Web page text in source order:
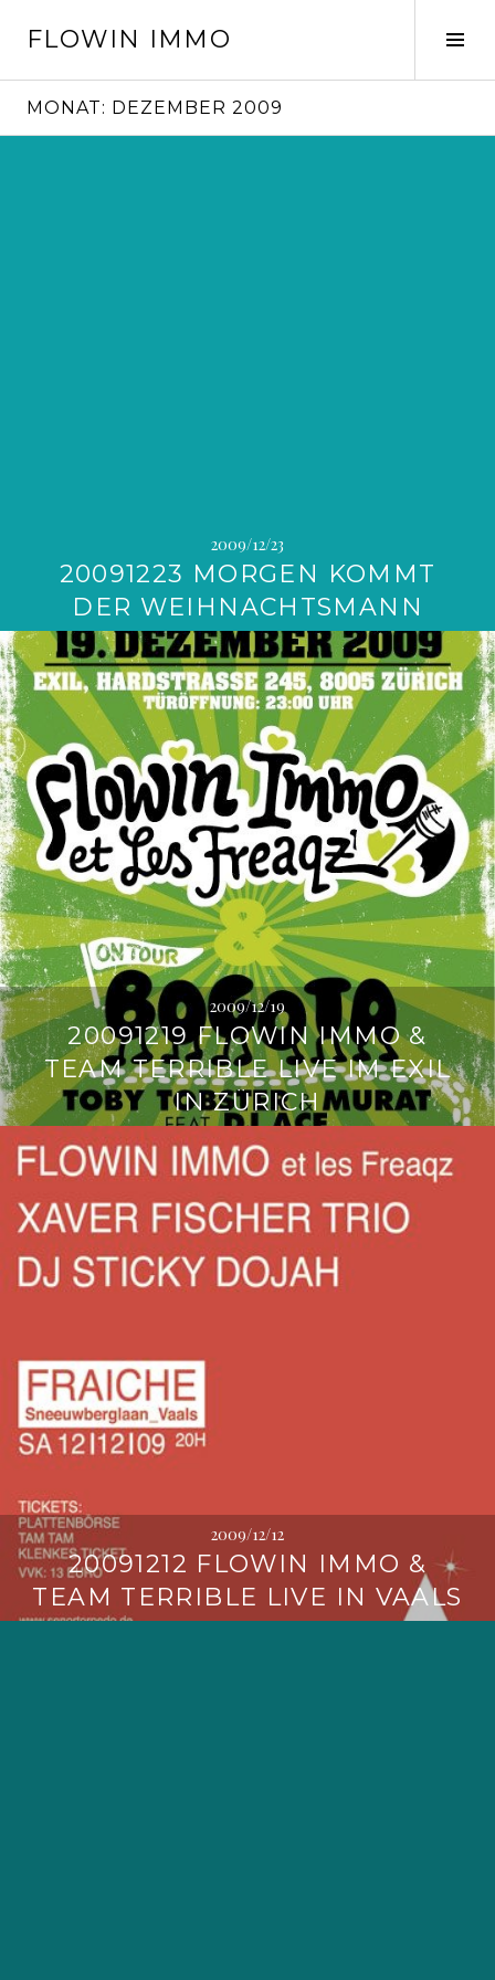
zumFLOWIN IMMO
MONAT: DEZEMBER 2009
2009/12/23
20091223 MORGEN KOMMT
DER WEIHNACHTSMANN
2009/12/19
20091219 FLOWIN IMMO &
TEAM TERRIBLE LIVE IM EXIL
IN ZÜRICH
2009/12/12
20091212 FLOWIN IMMO &
TEAM TERRIBLE LIVE IN VAALS